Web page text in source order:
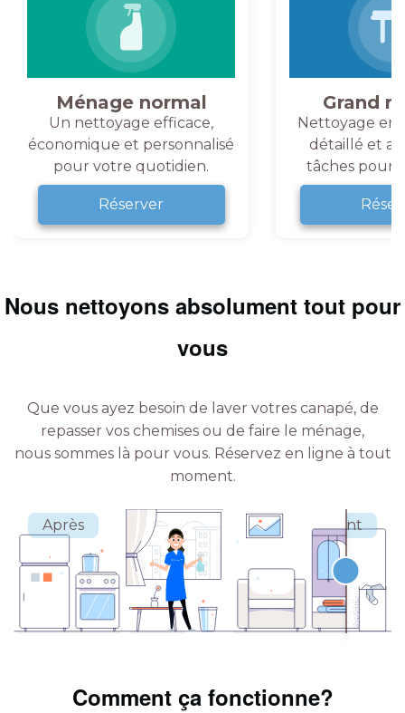
Ménage normal
Un nettoyage efficace,
économique et personnalisé
pour votre quotidien.
Réserver
Grand
Nettoyage en
détaillé et
tâches pour
Nous nettoyons absolument tout pour
vous
Que vous ayez besoin de laver votres canapé, de
repasser vos chemises ou de faire le ménage,
nous sommes là pour vous. Réservez en ligne à tout
moment.
Comment ça fonctionne?